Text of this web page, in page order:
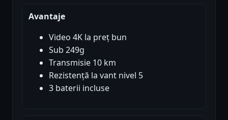
Avantaje
Video 4K la preț bun
Sub 249g
Transmisie 10 km
Rezistență la vant nivel 5
3 baterii incluse